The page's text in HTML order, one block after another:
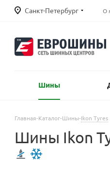
Санкт-Петербург О
Шины
Главная-Каталог-Шины-Ikon Tyres
Шины Ikon